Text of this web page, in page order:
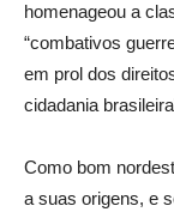
homenageou a
“combativos
em prol dos
cidadania
Como bom
a suas origens, e